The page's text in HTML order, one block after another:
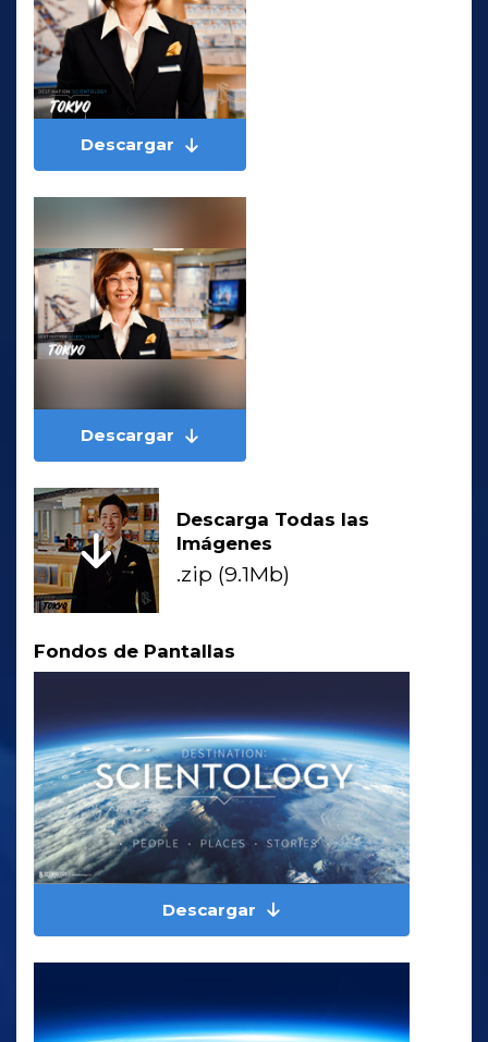
Descargar
Descargar
Descarga Todas las
Imágenes
.zip (9.1Mb)
Fondos de Pantallas
Descargar